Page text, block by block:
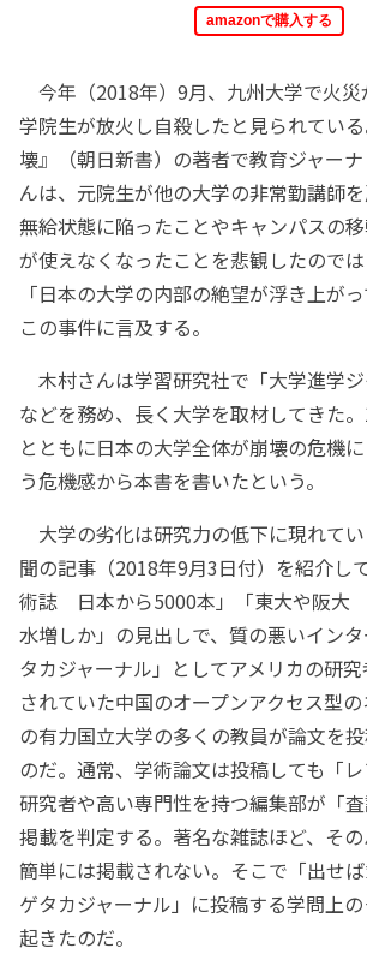
amazonで購入する
今年（2018年）9月、九州大学で火災
学院生が放火し自殺したと見られてい
壊』（朝日新書）の著者で教育ジャー
んは、元院生が他の大学の非常勤講師
無給状態に陥ったことやキャンパスの
が使えなくなったことを悲観したのでは
「日本の大学の内部の絶望が浮き上が
この事件に言及する。
木村さんは学習研究社で「大学進学
などを務め、長く大学を取材してきた
とともに日本の大学全体が崩壊の危機
う危機感から本書を書いたという。
大学の劣化は研究力の低下に現れて
聞の記事（2018年9月3日付）を紹介し
術誌 日本から5000本」「東大や阪
水増しか」の見出しで、質の悪いイン
タカジャーナル」としてアメリカの研
されていた中国のオープンアクセス型
の有力国立大学の多くの教員が論文を
のだ。通常、学術論文は投稿しても「
研究者や高い専門性を持つ編集部が「
掲載を判定する。著名な雑誌ほど、その
簡単には掲載されない。そこで「出せ
ゲタカジャーナル」に投稿する学問上
起きたのだ。